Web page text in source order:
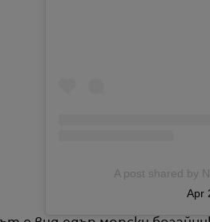
A post shared by
Apr